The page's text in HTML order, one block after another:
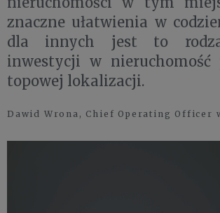
znaczne ułatwienia w
dla innych jest to
inwestycji w
topowej lokalizacji.
Dawid Wrona, Chief Operating Officer